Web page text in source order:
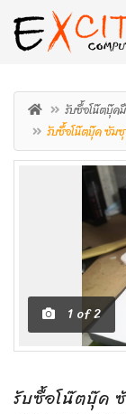
รับซื้อโน๊ตบุ๊ค
รับซื้อโน๊ตบุ๊ค ซัม
1 of2
รับซื้อโน๊ตบุ๊ค